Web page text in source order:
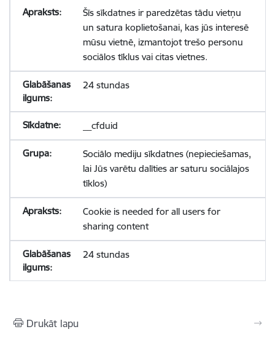
Šīs sīkdatnes ir paredzētas tādu vietņu
un satura koplietošanai, kas jūs interesē
mūsu vietnē, izmantojot trešo personu
sociālos tīklus vai citas vietnes.
24 stundas
__cfduid
Sociālo mediju sīkdatnes (nepieciešamas,
lai Jūs varētu dalīties ar saturu sociālajos
tīklos)
Cookie is needed for all users for
sharing content
24 stundas
Drukāt lapu